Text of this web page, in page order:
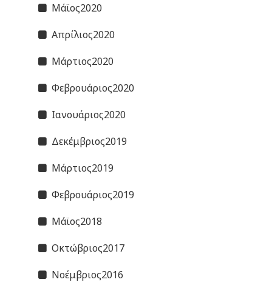
Μάϊος2020
Απρίλιος2020
Μάρτιος2020
Φεβρουάριος2020
Ιανουάριος2020
Δεκέμβριος2019
Μάρτιος2019
Φεβρουάριος2019
Μάϊος2018
Οκτώβριος2017
Νοέμβριος2016